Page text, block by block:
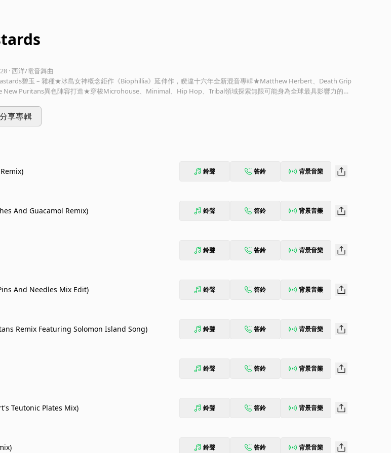
· 西洋/電音舞曲
碧玉 – 雜種★冰島女神概念鉅作《Biophillia》延伸作，睽違十六年全新混音專輯★Matthew Herbert、Death Grip
New Puritans異色陣容打造★穿梭Microhouse、Minimal、Hip Hop、Tribal領域探索無限可能身為全球最具影響力的另
索，穿梭於搖滾、電氣、爵士、舞曲、民謠與古典之間，用其同時熱烈激情而冰冷疏離的獨特嗓音詮釋力，綻放著瑰麗
靈性神采。2011年跨媒體概念鉅作《Biophillia》後，Björk集結《The Crystalline Series》與《The Biophilia Remix Serie
銳利Bass聲響，撞擊出歇斯底里的濃郁危險氣味；相較之下，倫敦Art Rock勁旅These New Puritans，則將樂隊躁進色
》的目的，是為了「賦予歌曲一雙能夠舞動的雙腿」，但這些年來我們早已明白，透過這冰島精靈遼闊無邊的音樂
分享專輯
鈴聲 答鈴 背景音樂
And Guacamol Remix) 鈴聲 答鈴 背景音樂
鈴聲 答鈴 背景音樂
And Needles Mix Edit) 鈴聲 答鈴 背景音樂
Remix Featuring Solomon Island Song) 鈴聲 答鈴 背景音樂
鈴聲 答鈴 背景音樂
Teutonic Plates Mix) 鈴聲 答鈴 背景音樂
鈴聲 答鈴 背景音樂